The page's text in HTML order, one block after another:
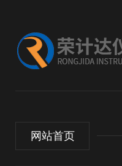
网站首页